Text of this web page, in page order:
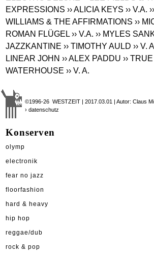
EXPRESSIONS ›› ALICIA KEYS ›› V.A.
WILLIAMS & THE AFFIRMATIONS ››
ROMAN FLÜGEL ›› V.A. ›› MYLES
JAZZKANTINE ›› TIMOTHY AULD ›› V.
LINEAR JOHN ›› ALEX PADDU ›› TRUE
WATERHOUSE ›› V. A.
©1996-26 WESTZEIT | 2017.03.01 | Autor: Claus
› datenschutz
Konserven
olymp
electronik
fear no jazz
floorfashion
hard & heavy
hip hop
reggae/dub
rock & pop